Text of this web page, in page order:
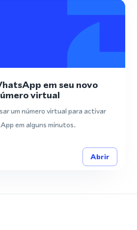
em seu novo
virtual
um número virtual para activar
em alguns minutos.
Abrir